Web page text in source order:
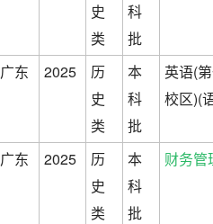
史
类
科
批
广东 2025
历
史
类
本
科
批
英语(
校区)(
广东 2025
历
史
类
本
科
批
财务管